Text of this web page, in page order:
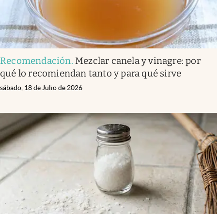
Recomendación. Mezclar canela y vinagre: por
qué lo recomiendan tanto y para qué sirve
sábado, 18 de Julio de 2026